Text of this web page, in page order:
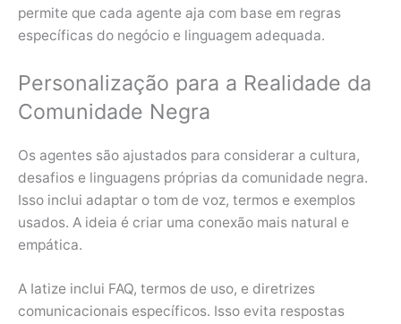
permite que cada agente aja com base em regras
específicas do negócio e linguagem adequada.
Personalização para a Realidade da
Comunidade Negra
Os agentes são ajustados para considerar a cultura,
desafios e linguagens próprias da comunidade negra.
Isso inclui adaptar o tom de voz, termos e exemplos
usados. A ideia é criar uma conexão mais natural e
empática.
A Iatize inclui FAQ, termos de uso, e diretrizes
comunicacionais específicos. Isso evita respostas